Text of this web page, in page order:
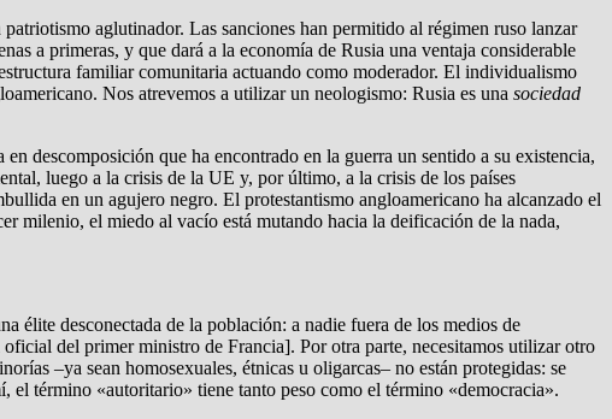
aglutinador. Las sanciones han permitido al régimen ruso lanzar
a primeras, y que dará a la economía de Rusia una ventaja considerable
familiar comunitaria actuando como moderador. El individualismo
Nos atrevemos a utilizar un neologismo: Rusia es una sociedad
descomposición que ha encontrado en la guerra un sentido a su existencia,
luego a la crisis de la UE y, por último, a la crisis de los países
en un agujero negro. El protestantismo angloamericano ha alcanzado el
milenio, el miedo al vacío está mutando hacia la deificación de la nada,
élite desconectada de la población: a nadie fuera de los medios de
del primer ministro de Francia]. Por otra parte, necesitamos utilizar otro
–ya sean homosexuales, étnicas u oligarcas– no están protegidas: se
el término «autoritario» tiene tanto peso como el término «democracia».